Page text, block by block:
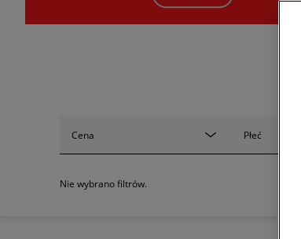
Cena Płeć
Nie wybrano filtrów.